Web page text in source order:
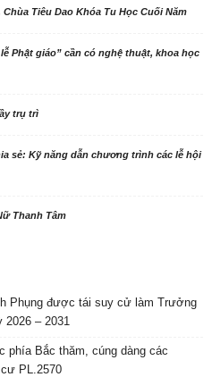
Tiêu Dao Khóa Tu Học Cuối Năm
lễ Phật giáo” cần có nghệ thuật, khoa học
trụ trì
sẻ: Kỹ năng dẫn chương trình các lễ hội
Thanh Tâm
Phụng được tái suy cử làm Trưởng
– 2031
phía Bắc thăm, cúng dàng các
PL.2570